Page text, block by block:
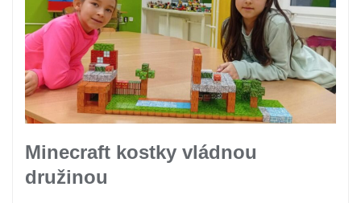
Minecraft kostky vládnou
družinou